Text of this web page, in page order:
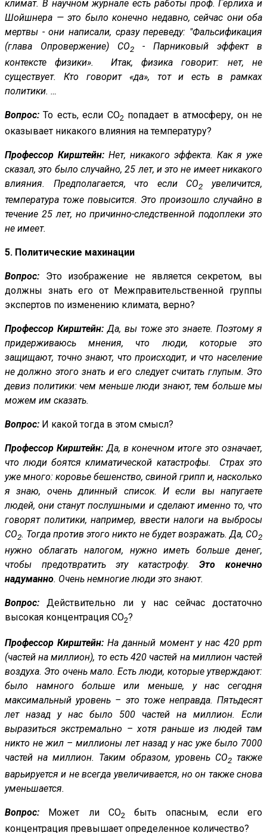
климат. В научном журнале есть работы проф. Герлиха и
Шойшнера — это было конечно недавно, сейчас они оба
мертвы - они написали, сразу переведу: "Фальсификация
(глава Опровержение) СО2
- Парниковый эффект в
контексте физики». Итак, физика говорит: нет, не
существует. Кто говорит «да», тот и есть в рамках
политики. …
Вопрос: То есть, если CO2 попадает в атмосферу, он не
оказывает никакого влияния на температуру?
Профессор Кирштейн: Нет, никакого эффекта. Как я уже
сказал, это было случайно, 25 лет, и это не имеет никакого
влияния. Предполагается, что если CO2
увеличится,
температура тоже повысится. Это произошло случайно в
течение 25 лет, но причинно-следственной подоплеки это
не имеет.
5. Политические махинации
Вопрос: Это изображение не является секретом, вы
должны знать его от Межправительственной группы
экспертов по изменению климата, верно?
Профессор Кирштейн: Да, вы тоже это знаете. Поэтому я
придерживаюсь мнения, что люди, которые это
защищают, точно знают, что происходит, и что население
не должно этого знать и его следует считать глупым. Это
девиз политики: чем меньше люди знают, тем больше мы
можем им сказать.
Вопрос: И какой тогда в этом смысл?
Профессор Кирштейн: Да, в конечном итоге это означает,
что люди боятся климатической катастрофы. Страх это
уже много: коровье бешенство, свиной грипп и, насколько
я знаю, очень длинный список. И если вы напугаете
людей, они станут послушными и сделают именно то, что
говорят политики, например, ввести налоги на выбросы
CO2. Тогда против этого никто не будет возражать. Да, CO2
нужно облагать налогом, нужно иметь больше денег,
чтобы предотвратить эту катастрофу.Это конечно
надуманно. Очень немногие люди это знают.
Вопрос: Действительно ли у нас сейчас достаточно
высокая концентрация CO2?
Профессор Кирштейн: На данный момент у нас 420 ppm
(частей на миллион), то есть 420 частей на миллион частей
воздуха. Это очень мало. Есть люди, которые утверждают:
было намного больше или меньше, у нас сегодня
максимальный уровень – это тоже неправда. Пятьдесят
лет назад у нас было 500 частей на миллион. Если
выразиться экстремально – хотя раньше из людей там
никто не жил – миллионы лет назад у нас уже было 7000
частей на миллион. Таким образом, уровень CO2 также
варьируется и не всегда увеличивается, но он также снова
уменьшается.
Вопрос: Может ли CO2
быть опасным, если его
концентрация превышает определенное количество?